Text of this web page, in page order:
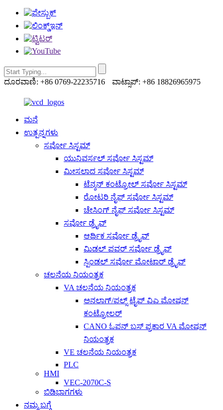
ದೂರವಾಣಿ: +86 0769-22235716 ವಾಟ್ಸಾಪ್: +86 18826965975
ಮನೆ
ಉತ್ಪನ್ನಗಳು
ಸರ್ವೋ ಸಿಸ್ಟಮ್
ಯುನಿವರ್ಸಲ್ ಸರ್ವೋ ಸಿಸ್ಟಮ್
ಮೀಸಲಾದ ಸರ್ವೋ ಸಿಸ್ಟಮ್
ಟೆನ್ಶನ್ ಕಂಟ್ರೋಲ್ ಸರ್ವೋ ಸಿಸ್ಟಮ್
ರೋಟರಿ ನೈಫ್ ಸರ್ವೋ ಸಿಸ್ಟಮ್
ಚೇಸಿಂಗ್ ನೈಫ್ ಸರ್ವೋ ಸಿಸ್ಟಮ್
ಸರ್ವೋ ಡ್ರೈವ್
ಆರ್ಥಿಕ ಸರ್ವೋ ಡ್ರೈವ್
ಮಿಡಲ್ ಪವರ್ ಸರ್ವೋ ಡ್ರೈವ್
ಸ್ಪಿಂಡಲ್ ಸರ್ವೋ ಮೋಟಾರ್ ಡ್ರೈವ್
ಚಲನೆಯ ನಿಯಂತ್ರಕ
VA ಚಲನೆಯ ನಿಯಂತ್ರಕ
ಅನಲಾಗ್/ಪಲ್ಸ್ ಟೈಪ್ ವಿಎ ಮೋಷನ್
ಕಂಟ್ರೋಲರ್
CANO ಓಪನ್ ಬಸ್ ಪ್ರಕಾರ VA ಮೋಷನ್
ನಿಯಂತ್ರಕ
VE ಚಲನೆಯ ನಿಯಂತ್ರಕ
PLC
HMI
VEC-2070C-S
ಬಿಡಿಭಾಗಗಳು
ನಮ್ಮ ಬಗ್ಗೆ